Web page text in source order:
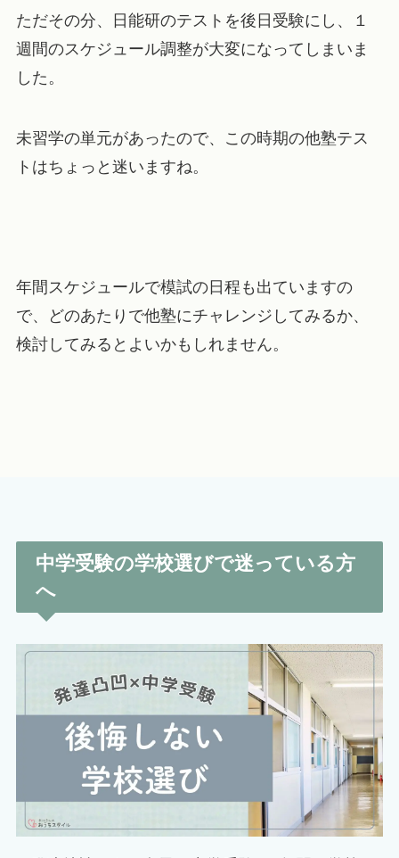
ただその分、日能研のテストを後日受験にし、１
週間のスケジュール調整が大変になってしまいま
した。
未習学の単元があったので、この時期の他塾テス
トはちょっと迷いますね。
年間スケジュールで模試の日程も出ていますの
で、どのあたりで他塾にチャレンジしてみるか、
検討してみるとよいかもしれません。
中学受験の学校選びで迷っている方
へ